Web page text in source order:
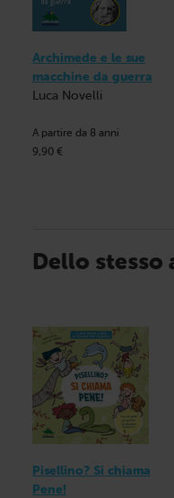
Archimede e le sue
macchine da guerra
Luca Novelli
A partire da 8 anni
9,90 €
Dello stesso
Pisellino? Si chiama
Pene!